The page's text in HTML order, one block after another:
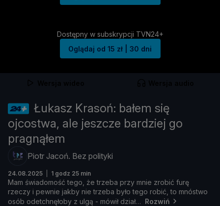
Dostępny w subskrypcji TVN24+
Oglądaj od 15 zł | 30 dni
Łukasz Krasoń: bałem się
ojcostwa, ale jeszcze bardziej go
pragnąłem
Piotr Jacoń. Bez polityki
24.08.2025 1 godz 25 min
Mam świadomośćtego, żetrzeba przy mnie zrobić furę
rzeczy i pewnie jakby nietrzeba byłotego robić,to mnóstwo
osób odetchnęłoby z ulgą - mówił dział Rozwiń